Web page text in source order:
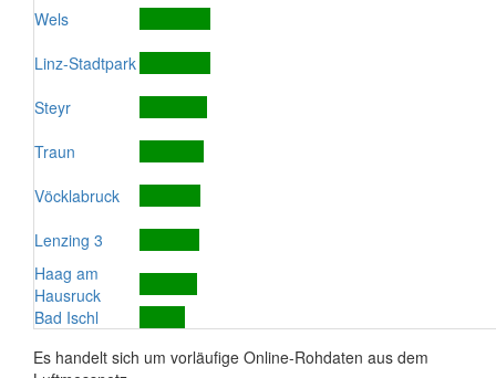
Wels
Linz-Stadtpark
Steyr
Traun
Vöcklabruck
Lenzing 3
Haag am
Hausruck
Bad Ischl
Es handelt sich um vorläufige Online-Rohdaten aus dem